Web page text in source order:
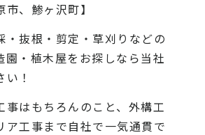
、鯵ヶ沢町】
・抜根・剪定・草刈りなどの
園・植木屋をお探しなら当社
！
事はもちろんのこと、外構工
ア工事まで自社で一気通貫で